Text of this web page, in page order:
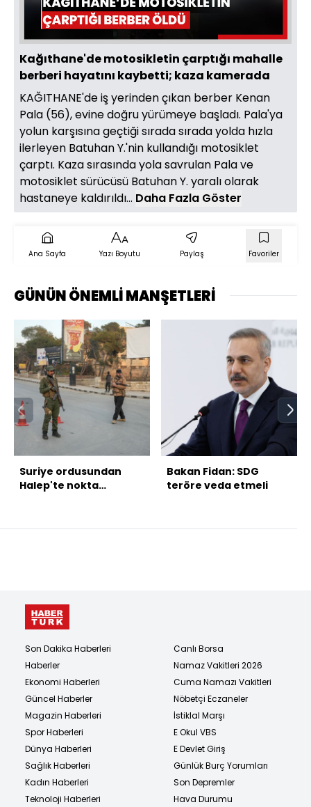
Oynat
Kağıthane'de motosikletin çarptığı mahalle
berberi hayatını kaybetti; kaza kamerada
KAĞITHANE'de iş yerinden çıkan berber Kenan
Pala (56), evine doğru yürümeye başladı. Pala'ya
yolun karşısına geçtiği sırada sırada yolda hızla
ilerleyen Batuhan Y.'nin kullandığı motosiklet
çarptı. Kaza sırasında yola savrulan Pala ve
motosiklet sürücüsü Batuhan Y. yaralı olarak
hastaneye kaldırıldı... Daha Fazla Göster
Ana Sayfa Yazı Boyutu Paylaş Favoriler
GÜNÜN ÖNEMLİ MANŞETLERİ
Suriye ordusundan
Halep'te nokta
Bakan Fidan: SDG
teröre veda etmeli
Son Dakika Haberleri
Haberler
Ekonomi Haberleri
Güncel Haberler
Magazin Haberleri
Spor Haberleri
Dünya Haberleri
Sağlık Haberleri
Kadın Haberleri
Teknoloji Haberleri
Canlı Borsa
Namaz Vakitleri 2026
Cuma Namazı Vakitleri
Nöbetçi Eczaneler
İstiklal Marşı
E Okul VBS
E Devlet Giriş
Günlük Burç Yorumları
Son Depremler
Hava Durumu